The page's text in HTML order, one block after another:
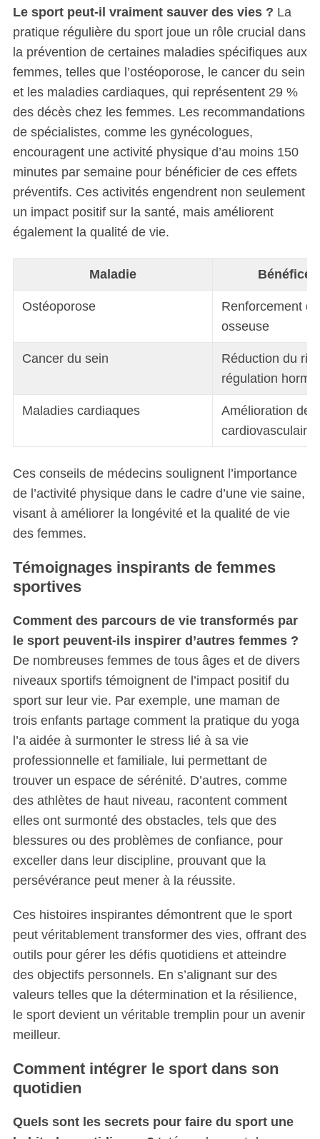
Le sport peut-il vraiment sauver des vies ? La
pratique régulière du sport joue un rôle crucial dans
la prévention de certaines maladies spécifiques aux
femmes, telles que l’ostéoporose, le cancer du sein
et les maladies cardiaques, qui représentent 29 %
des décès chez les femmes. Les recommandations
de spécialistes, comme les gynécologues,
encouragent une activité physique d’au moins 150
minutes par semaine pour bénéficier de ces effets
préventifs. Ces activités engendrent non seulement
un impact positif sur la santé, mais améliorent
également la qualité de vie.
Maladie Bénéfice
Ostéoporose
Renforcement
osseuse
Cancer du sein
Réduction du
régulation
Maladies cardiaques
Amélioration de
cardiovasculaire
Ces conseils de médecins soulignent l’importance
de l’activité physique dans le cadre d’une vie saine,
visant à améliorer la longévité et la qualité de vie
des femmes.
Témoignages inspirants de femmes
sportives
Comment des parcours de vie transformés par
le sport peuvent-ils inspirer d’autres femmes ?
De nombreuses femmes de tous âges et de divers
niveaux sportifs témoignent de l’impact positif du
sport sur leur vie. Par exemple, une maman de
trois enfants partage comment la pratique du yoga
l’a aidée à surmonter le stress lié à sa vie
professionnelle et familiale, lui permettant de
trouver un espace de sérénité. D’autres, comme
des athlètes de haut niveau, racontent comment
elles ont surmonté des obstacles, tels que des
blessures ou des problèmes de confiance, pour
exceller dans leur discipline, prouvant que la
persévérance peut mener à la réussite.
Ces histoires inspirantes démontrent que le sport
peut véritablement transformer des vies, offrant des
outils pour gérer les défis quotidiens et atteindre
des objectifs personnels. En s’alignant sur des
valeurs telles que la détermination et la résilience,
le sport devient un véritable tremplin pour un avenir
meilleur.
Comment intégrer le sport dans son
quotidien
Quels sont les secrets pour faire du sport une